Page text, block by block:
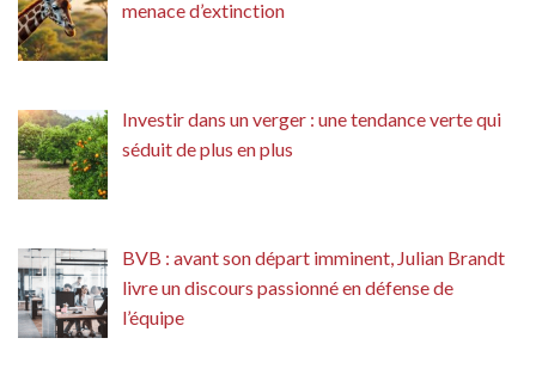
menace d’extinction
Investir dans un verger : une tendance verte qui
séduit de plus en plus
BVB : avant son départ imminent, Julian Brandt
livre un discours passionné en défense de
l’équipe